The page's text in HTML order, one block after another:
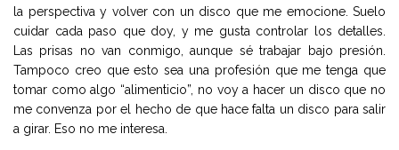
la perspectiva y volver con un disco que me emocione. Suelo
cuidar cada paso que doy, y me gusta controlar los detalles.
Las prisas no van conmigo, aunque sé trabajar bajo presión.
Tampoco creo que esto sea una profesión que me tenga que
tomar como algo “alimenticio”, no voy a hacer un disco que no
me convenza por el hecho de que hace falta un disco para salir
a girar. Eso no me interesa.